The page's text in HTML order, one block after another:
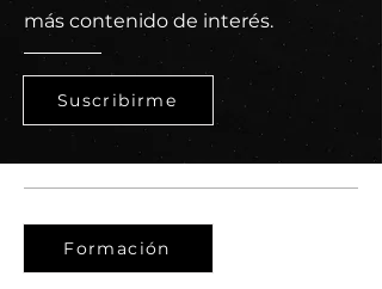
más contenido de interés.
Suscribirme
Formación